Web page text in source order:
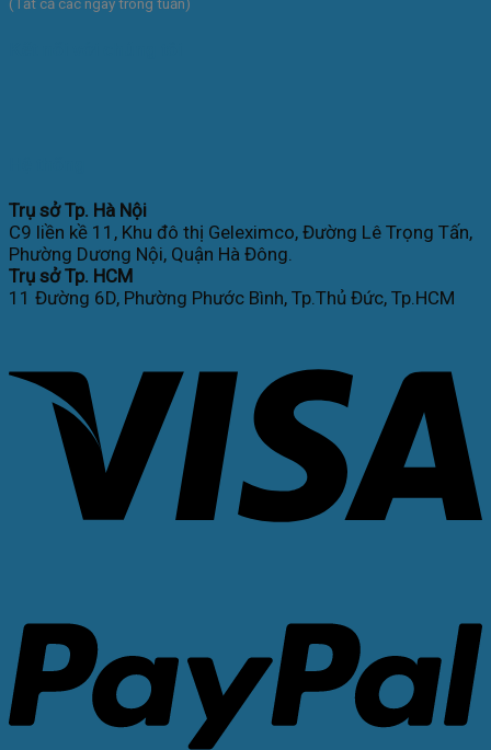
Trụ sở Tp. Hà Nội
C9 liền kề 11, Khu đô thị Geleximco, Đường Lê Trọng Tấn,
Phường Dương Nội, Quận Hà Đông.
Trụ sở Tp. HCM
11 Đường 6D, Phường Phước Bình, Tp.Thủ Đức, Tp.HCM